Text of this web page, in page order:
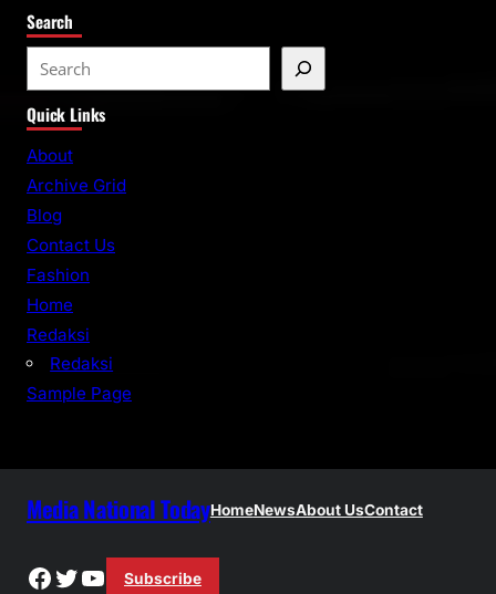
Search
e
a
r
Quick Links
About
Archive Grid
Blog
Contact Us
Fashion
Home
Redaksi
Redaksi
Sample Page
Media National TodayHomeNewsAbout UsContact
Facebook
Twitter
YouTube
Subscribe